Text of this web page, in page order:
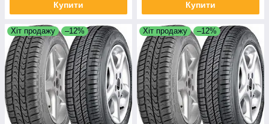
Купити Купити
Хіт продажу –12% Хіт продажу –12%